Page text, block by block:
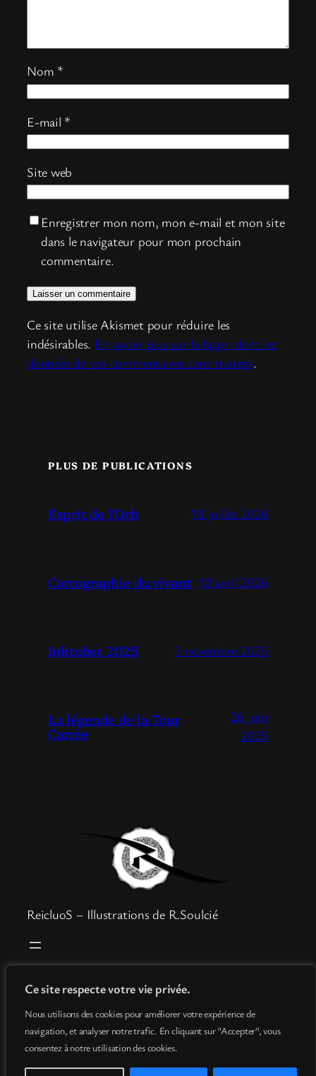
Ce site respecte votre vie privée.
Nous utilisons des cookies pour améliorer votre expérience de
navigation, et analyser notre trafic. En cliquant sur "Accepter", vous
consentez à notre utilisation des cookies.
Nom *
E-mail *
Site web
Enregistrer mon nom, mon e-mail et mon site
dans le navigateur pour mon prochain
commentaire.
Ce site utilise Akismet pour réduire les
indésirables. En savoir plus sur la façon dont les
données de vos commentaires sont traitées.
PLUS DE PUBLICATIONS
Esprit de l’Orb 18 juillet 2026
Cartographie du vivant 13 avril 2026
Inktober 2025 3 novembre 2025
La légende de la Tour
Carrée
26 juin
2025
ReicluoS – Illustrations de R.Soulcié
Boutique
Info
Contact
Mentions légales
Conditions générales de vente